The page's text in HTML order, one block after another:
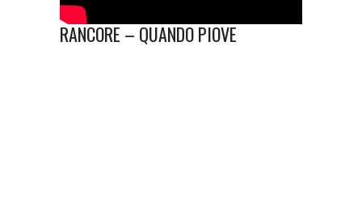
RANCORE – QUANDO PIOVE